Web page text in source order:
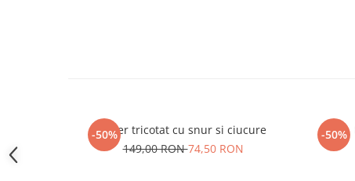
-50%
Guler tricotat cu snur si ciucure
149,00 RON74,50 RON
-50%